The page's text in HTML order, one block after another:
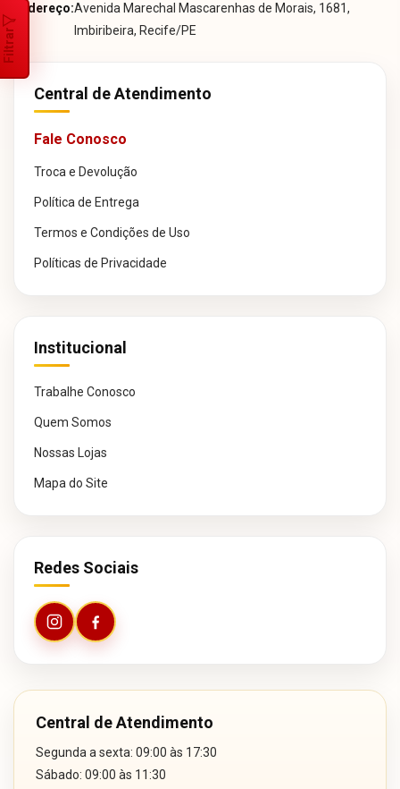
Filtrar
Endereço:Avenida Marechal Mascarenhas de Morais, 1681,
Imbiribeira, Recife/PE
Central de Atendimento
Fale Conosco
Troca e Devolução
Política de Entrega
Termos e Condições de Uso
Políticas de Privacidade
Institucional
Trabalhe Conosco
Quem Somos
Nossas Lojas
Mapa do Site
Redes Sociais
Central de Atendimento
Segunda a sexta: 09:00 às 17:30
Sábado: 09:00 às 11:30